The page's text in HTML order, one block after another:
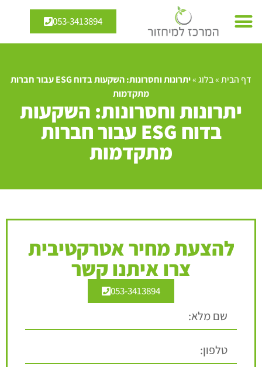
053-3413894
דף הבית»בלוג»
יתרונות וחסרונות: השקעות בדוח ESG עבור חברות
מתקדמות
יתרונות וחסרונות: השקעות
בדוח ESG עבור חברות
מתקדמות
להצעת מחיר אטרקטיבית
צרו איתנו קשר
053-3413894